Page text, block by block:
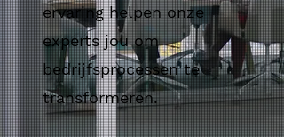
ervaring helpen onze
experts jou om
bedrijfsprocessen te
transformeren.